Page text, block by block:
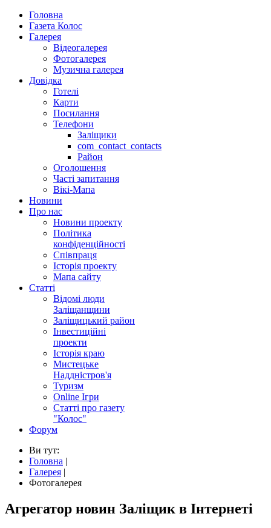
Головна
Газета Колос
Галерея
Відеогалерея
Фотогалерея
Музична галерея
Довідка
Готелі
Карти
Посилання
Телефони
Заліщики
com_contact_contacts
Район
Оголошення
Часті запитання
Вікі-Мапа
Новини
Про нас
Новини проекту
Політика
конфіденційності
Співпраця
Історія проекту
Мапа сайту
Статті
Відомі люди
Заліщанщини
Заліщицький район
Інвестиційні
проекти
Історія краю
Мистецьке
Наддністров'я
Туризм
Online Ігри
Статті про газету
"Колос"
Форум
Ви тут:
Головна |
Галерея |
Фотогалерея
Агрегатор новин Заліщик в Інтернеті